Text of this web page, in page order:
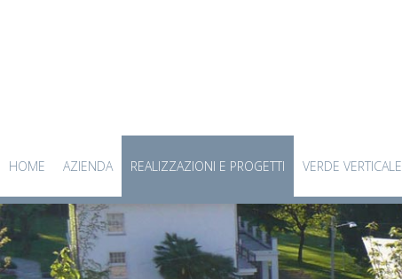
HOME AZIENDA REALIZZAZIONI E PROGETTI VERDE VERTICALE